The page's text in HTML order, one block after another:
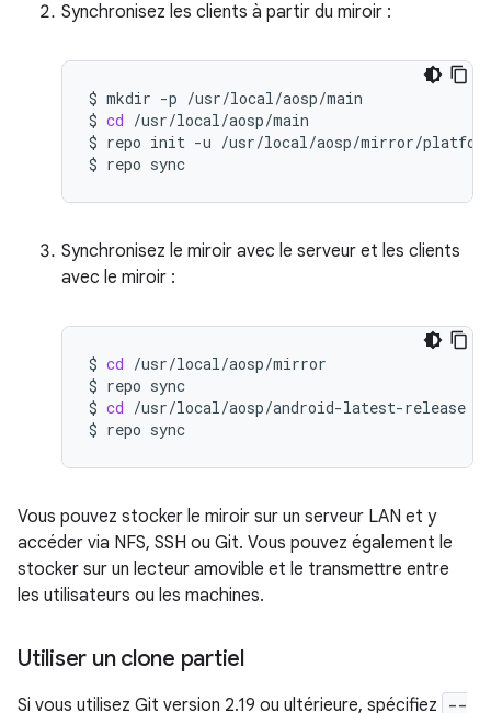
Synchronisez les clients à partir du miroir :
$ mkdir -p /usr/local/aosp/main
$ cd /usr/local/aosp/main
$ repo init -u /usr/local/aosp/mirror/
$ repo
Synchronisez le miroir avec le serveur et les clients
avec le miroir :
$ cd /usr/local/aosp/mirror
$ repo sync
$ cd /usr/local/aosp/android-latest-release
$ repo
Vous pouvez stocker le miroir sur un serveur LAN et y
accéder via NFS, SSH ou Git. Vous pouvez également le
stocker sur un lecteur amovible et le transmettre entre
les utilisateurs ou les machines.
Utiliser un clone partiel
Si vous utilisez Git version 2.19 ou ultérieure, spécifiez
--